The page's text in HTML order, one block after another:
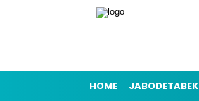
HOME JABODETABEK